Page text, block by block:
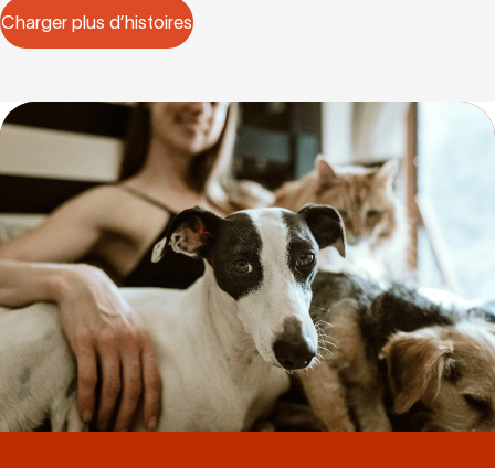
Bruce.
porte de la cuisine
fermée pour qu elle
sécurité pour y rester
là nuit. Petit à petit,
elle s est laissée
regarder, puis
approcher , puis
caresser . Elle n'a plus
jamais froid ni faim.
Adele est arrivée
dans ma vie à une
période où j allais
mal, à cause de
problèmes de santé
importants. Elle m a
aidée, m a apaisée.
Elle me donne
énormément d amour
Charger plus d’histoires